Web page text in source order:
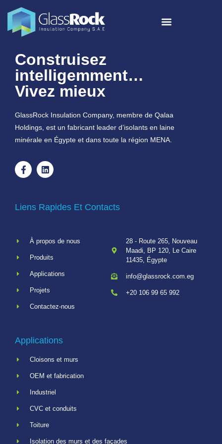
Construisez
intelligemment…
Vivez mieux
GlassRock Insulation Company, membre de Qalaa
Holdings, est un fabricant leader d’isolants en laine
minérale en Égypte et dans toute la région MENA.
Liens Rapides Et Contacts
À propos de nous
Produits
Applications
Projets
Contactez-nous
28 - Route 265, Nouveau
Maadi, BP 120, Le Caire
11435, Égypte
info@glassrock.com.eg
+20 106 99 65 992
Applications
Cloisons et murs
OEM et fabrication
Industriel
CVC et conduits
Toiture
Isolation des murs et des façades